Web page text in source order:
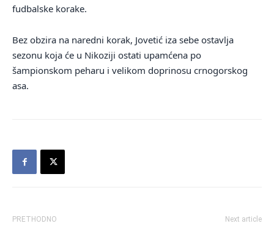
fudbalske korake.
Bez obzira na naredni korak, Jovetić iza sebe ostavlja
sezonu koja će u Nikoziji ostati upamćena po
šampionskom peharu i velikom doprinosu crnogorskog
asa.
PRETHODNO Next article